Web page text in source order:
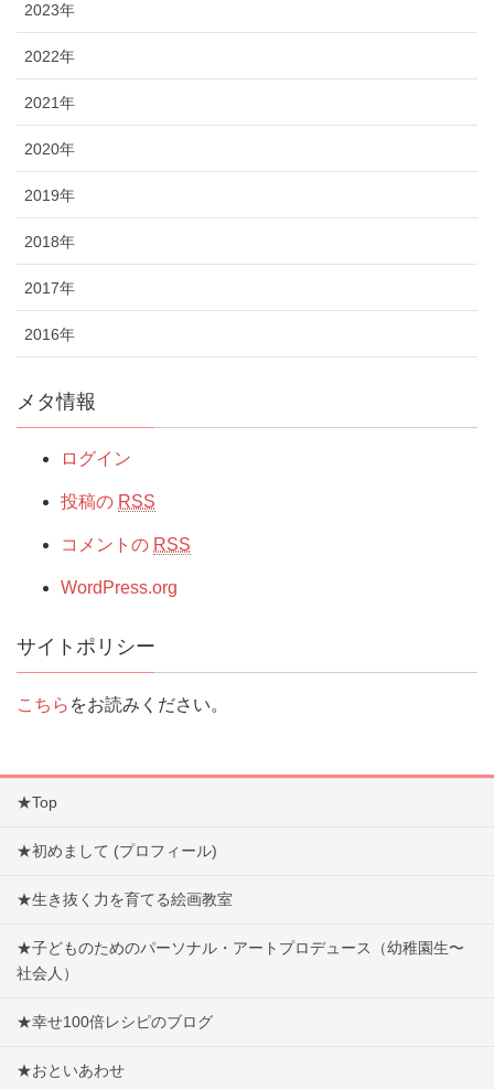
2023年
2022年
2021年
2020年
2019年
2018年
2017年
2016年
メタ情報
ログイン
投稿の RSS
コメントの RSS
WordPress.org
サイトポリシー
こちら をお読みください。
★Top
★初めまして (プロフィール)
★生き抜く力を育てる絵画教室
★子どものためのパーソナル・アートプロデュース（幼稚園生〜
社会人）
★幸せ100倍レシピのブログ
★おといあわせ